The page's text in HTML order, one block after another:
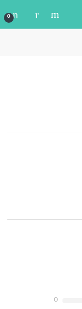
0
0